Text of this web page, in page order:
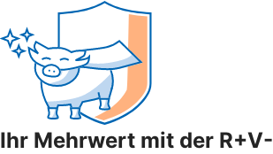
Ihr Mehrwert mit der R+V-